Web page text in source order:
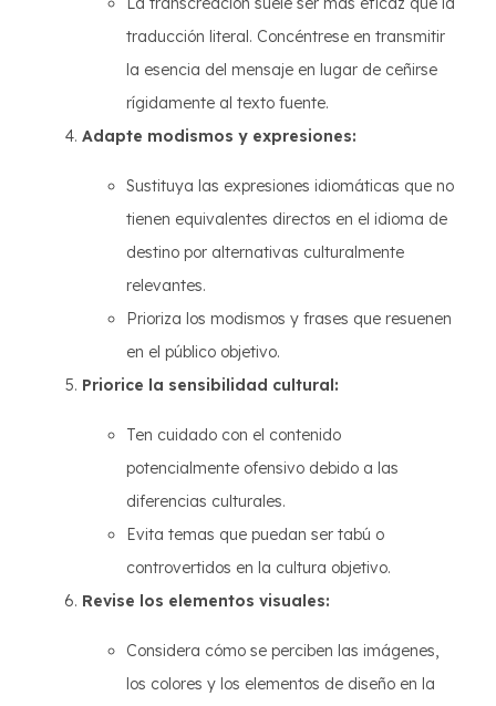
traducción literal. Concéntrese en transmitir
la esencia del mensaje en lugar de ceñirse
rígidamente al texto fuente.
Adapte modismos y expresiones:
Sustituya las expresiones idiomáticas que no
tienen equivalentes directos en el idioma de
destino por alternativas culturalmente
relevantes.
Prioriza los modismos y frases que resuenen
en el público objetivo.
Priorice la sensibilidad cultural:
Ten cuidado con el contenido
potencialmente ofensivo debido a las
diferencias culturales.
Evita temas que puedan ser tabú o
controvertidos en la cultura objetivo.
Revise los elementos visuales:
Considera cómo se perciben las imágenes,
los colores y los elementos de diseño en la